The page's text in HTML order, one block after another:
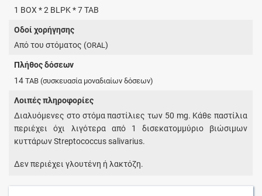
1 BOX * 2 BLPK * 7 TAB
Οδοί χορήγησης
Από του στόματος (ORAL)
Πλήθος δόσεων
14TAB (συσκευασία μοναδιαίων δόσεων)
Λοιπές πληροφορίες
Διαλυόμενες στο στόμα παστίλιες των 50 mg. Kάθε παστίλια
περιέχει όχι λιγότερα από 1 δισεκατομμύριο βιώσιμων
κυττάρων Streptococcus salivarius.
Δεν περιέχει γλουτένη ή λακτόζη.